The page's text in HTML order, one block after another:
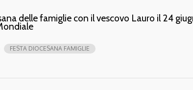
delle famiglie con il vescovo Lauro il 24
FESTA DIOCESANA FAMIGLIE